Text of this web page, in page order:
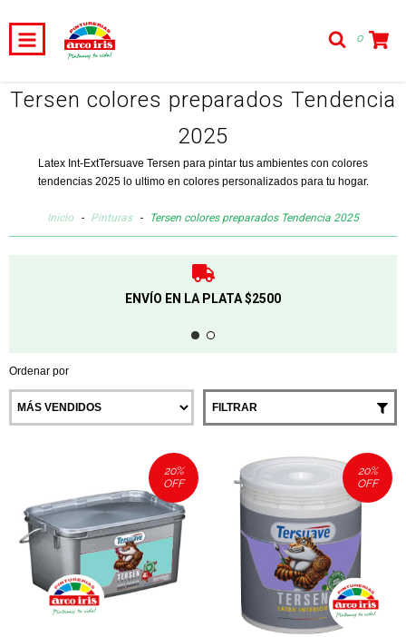
0
Tersen colores preparados Tendencia
2025
Latex Int-ExtTersuave Tersen para pintar tus ambientes con colores
tendencias 2025 lo ultimo en colores personalizados para tu hogar.
Inicio - Pinturas - Tersen colores preparados Tendencia 2025
ENVÍO EN LA PLATA $2500
Ordenar por
FILTRAR
20%
OFF
20%
OFF